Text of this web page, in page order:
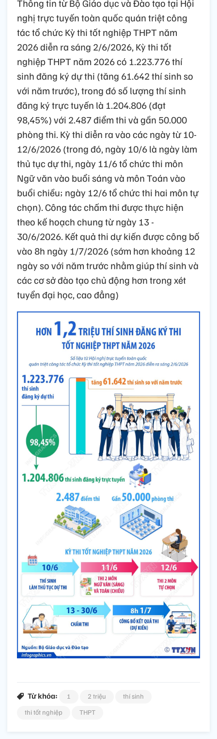
Thông tin từ Bộ Giáo dục và Đào tạo tại Hội
nghị trực tuyến toàn quốc quán triệt công
tác tổ chức Kỳ thi tốt nghiệp THPT năm
2026 diễn ra sáng 2/6/2026, Kỳ thi tốt
nghiệp THPT năm 2026 có 1.223.776 thí
sinh đăng ký dự thi (tăng 61.642 thí sinh so
với năm trước), trong đó số lượng thí sinh
đăng ký trực tuyến là 1.204.806 (đạt
98,45%) với 2.487 điểm thi và gần 50.000
phòng thi. Kỳ thi diễn ra vào các ngày từ 10-
12/6/2026 (trong đó, ngày 10/6 là ngày làm
thủ tục dự thi, ngày 11/6 tổ chức thi môn
Ngữ văn vào buổi sáng và môn Toán vào
buổi chiều; ngày 12/6 tổ chức thi hai môn tự
chọn). Công tác chấm thi được thực hiện
theo kế hoạch chung từ ngày 13 -
30/6/2026. Kết quả thi dự kiến được công bố
vào 8h ngày 1/7/2026 (sớm hơn khoảng 12
ngày so với năm trước nhằm giúp thí sinh và
các cơ sở đào tạo chủ động hơn trong xét
tuyển đại học, cao đẳng)
Từ khóa: 1 2 triệu
thí sinh
thi tốt nghiệp
THPT